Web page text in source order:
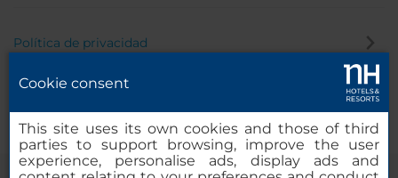
Política de privacidad
Cookie consent
This site uses its own cookies and those of third
parties to support browsing, improve the user
experience, personalise ads, display ads and